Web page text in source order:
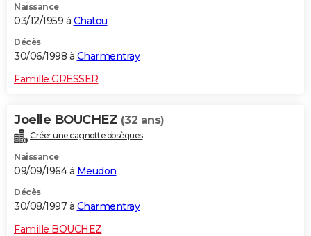
Naissance
03/12/1959 à Chatou
Décès
30/06/1998 à Charmentray
Famille GRESSER
Joelle BOUCHEZ (32 ans)
Créer une cagnotte obsèques
Naissance
09/09/1964 à Meudon
Décès
30/08/1997 à Charmentray
Famille BOUCHEZ